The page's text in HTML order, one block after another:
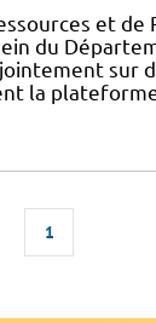
et de
du
sur
la
1